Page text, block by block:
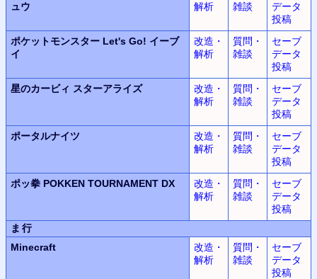
ュウ
解析
雑談
データ
投稿
ポケットモンスター Let's Go! イーブ
イ
改造・
解析
質問・
雑談
セーブ
データ
投稿
星のカービィ スターアライズ
改造・
解析
質問・
雑談
セーブ
データ
投稿
ポータルナイツ
改造・
解析
質問・
雑談
セーブ
データ
投稿
ポッ拳 POKKEN TOURNAMENT DX
改造・
解析
質問・
雑談
セーブ
データ
投稿
ま行
Minecraft
改造・
解析
質問・
雑談
セーブ
データ
投稿